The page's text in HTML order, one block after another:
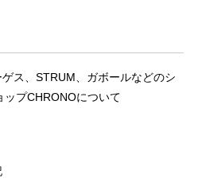
ス、STRUM、ガボールなどのシ
ップCHRONOについて